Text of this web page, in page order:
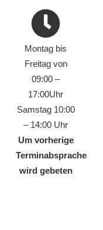
Montag bis
Freitag von
09:00 –
17:00Uhr
Samstag 10:00
– 14:00 Uhr
Um vorherige
Terminabsprache
wird gebeten